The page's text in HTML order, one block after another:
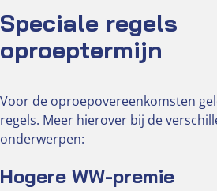
Speciale regels
oproeptermijn
Voor de oproepovereenkomsten
regels. Meer hierover bij de
onderwerpen:
Hogere WW-premie